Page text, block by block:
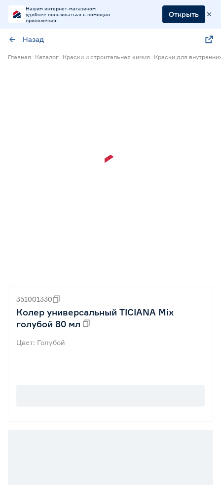
Нашим интернет-магазином
удобнее пользоваться с помощью
приложения!
Открыть
Назад
Главная Каталог Краски и строительная химия Краски для
351001330
Колер универсальный TICIANA Mix
голубой 80 мл
Цвет: Голубой